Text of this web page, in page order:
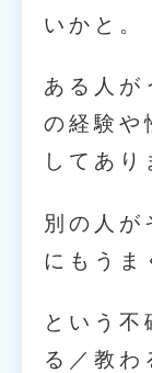
いかと。
ある人が
の経験や
してあり
別の人が
にもうま
という不
る／教わ